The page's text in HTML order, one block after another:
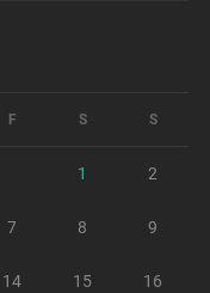
F S S
1 2
7 8 9
14 15 16